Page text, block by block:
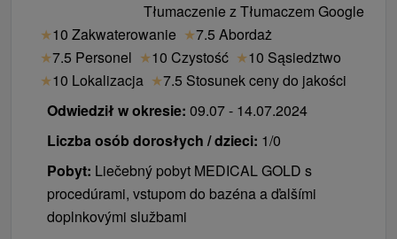
Tłumaczenie z Tłumaczem Google
★10 Zakwaterowanie ★7.5 Abordaż
★7.5 Personel ★10 Czystość ★10 Sąsiedztwo
★10 Lokalizacja ★7.5 Stosunek ceny do jakości
Odwiedził w okresie: 09.07 - 14.07.2024
Liczba osób dorosłych / dzieci: 1/0
Pobyt: Liečebný pobyt MEDICAL GOLD s
procedúrami, vstupom do bazéna a ďalšími
doplnkovými službami